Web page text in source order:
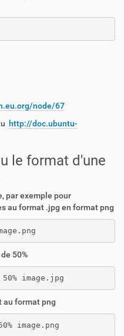
node/67
http://doc.ubuntu-
le format d'une
par exemple pour
au format .jpg en format png
50%
image.jpg
au format png
image.png